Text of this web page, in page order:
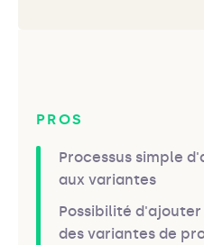
PROS
Processus simple
aux variantes
Possibilité d'ajouter
des variantes de